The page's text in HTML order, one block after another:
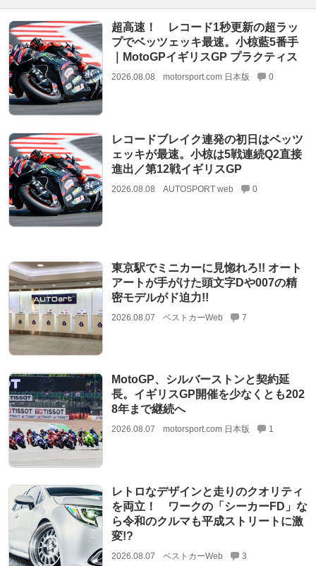
超高速！ レコード1秒更新の超ラッ
プでベッツェッキ最速。小椋藍5番手
｜MotoGPイギリスGP プラクティス
2026.08.08 motorsport.com 日本版 0
レコードブレイク連発の初日はベッツ
ェッキが最速。小椋は5戦連続Q2直接
進出／第12戦イギリスGP
2026.08.08 AUTOSPORT web 0
東京駅でミニカーに見惚れろ!! オート
アートが手がけた頭文字Dや007の精
密モデルがド迫力!!
2026.08.07 ベストカーWeb 7
MotoGP、シルバーストンと契約延
長。イギリスGP開催を少なくとも202
8年まで継続へ
2026.08.07 motorsport.com 日本版 1
レトロなデザインと走りのクオリティ
を両立！ ワークの「シーカーFD」な
ら令和のクルマも平成ストリートに激
変!?
2026.08.07 ベストカーWeb 3